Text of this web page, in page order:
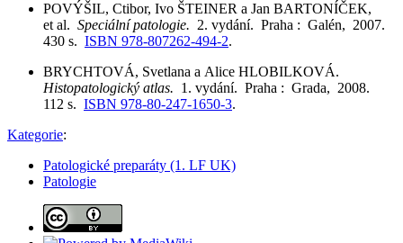
POVÝŠIL, Ctibor, Ivo ŠTEINER a Jan BARTONÍČEK,
et al. Speciální patologie. 2. vydání. Praha : Galén, 2007.
430 s. ISBN 978-807262-494-2.
BRYCHTOVÁ, Svetlana a Alice HLOBILKOVÁ.
Histopatologický atlas. 1. vydání. Praha : Grada, 2008.
112 s. ISBN 978-80-247-1650-3.
Kategorie:
Patologické preparáty (1. LF UK)
Patologie